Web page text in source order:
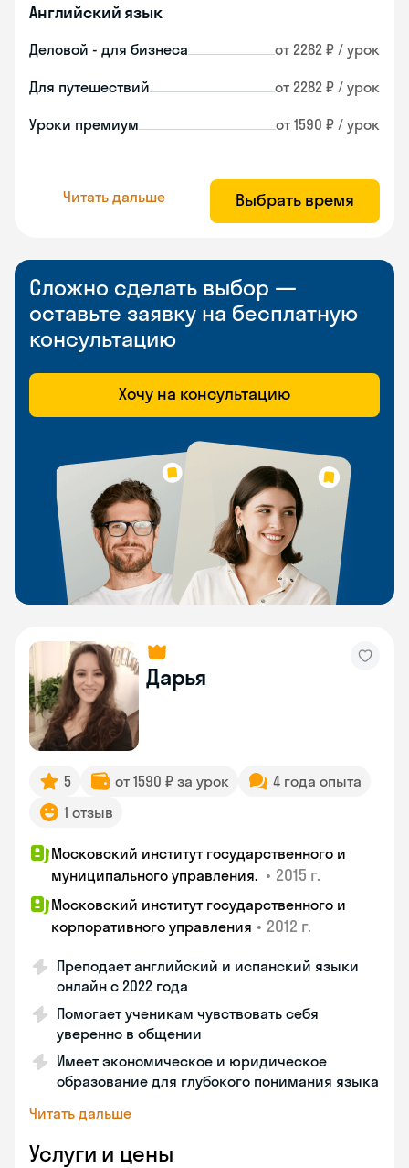
Английский язык
Деловой - для бизнеса от 2282 ₽ / урок
Для путешествий от 2282 ₽ / урок
Уроки премиум от 1590 ₽ / урок
Читать дальше Выбрать время
Сложно сделать выбор —
оставьте заявку на бесплатную
консультацию
Хочу на консультацию
Дарья
5 от 1590 ₽ за урок
4 года опыта
1 отзыв
Московский институт государственного и
муниципального управления. • 2015 г.
Московский институт государственного и
корпоративного управления • 2012 г.
Преподает английский и испанский языки
онлайн с 2022 года
Помогает ученикам чувствовать себя
уверенно в общении
Имеет экономическое и юридическое
образование для глубокого понимания языка
Читать дальше
Услуги и цены